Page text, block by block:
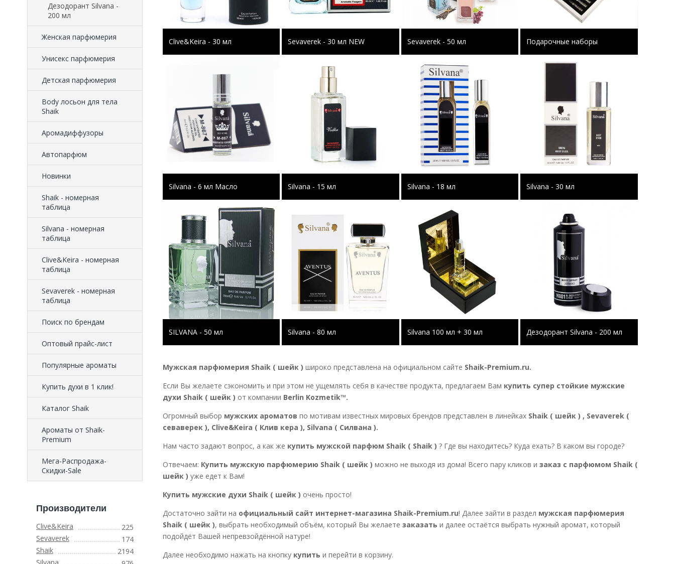
Дезодорант Silvana -
200 мл
Женская парфюмерия
Унисекс парфюмерия
Детская парфюмерия
Body лосьон для тела
Shaik
Аромадиффузоры
Автопарфюм
Новинки
Shaik - номерная
таблица
Silvana - номерная
таблица
Clive&Keira - номерная
таблица
Sevaverek - номерная
таблица
Поиск по брендам
Оптовый прайс-лист
Популярные ароматы
Купить духи в 1 клик!
Каталог Shaik
Ароматы от Shaik-
Premium
Мега-Распродажа-
Скидки-Sale
Производители
Clive&Keira
225
Sevaverek
174
Shaik
2194
Clive&Keira - 30 мл Sevaverek - 30 мл NEW Sevaverek - 50 мл Подарочные наборы
Silvana - 6 мл Масло Silvana - 15 мл Silvana - 18 мл Silvana - 30 мл
SILVANA - 50 мл Silvana - 80 мл Silvana 100 мл + 30 мл Дезодорант Silvana - 200 мл
Мужская парфюмерия Shaik ( шейк ) широко представлена на официальном сайте Shaik-Premium.ru.
Если Вы желаете сэкономить и при этом не ущемлять себя в качестве продукта, предлагаем Вам купить супер стойкие мужские
духи Shaik ( шейк ) от компании Berlin Kozmetik™.
Огромный выбор мужских ароматов по мотивам известных мировых брендов представлен в линейках Shaik ( шейк ) , Sevaverek (
севаверек ), Clive&Keira ( Клив кера ), Silvana ( Силвана ).
Нам часто задают вопрос, а как же купить мужской парфюм Shaik ( Shaik ) ? Где вы находитесь? Куда ехать? В каком вы городе?
Отвечаем: Купить мужскую парфюмерию Shaik ( шейк ) можно не выходя из дома! Всего пару кликов и заказ с парфюмом Shaik (
шейк ) уже едет к Вам!
Купить мужские духи Shaik ( шейк ) очень просто!
Достаточно зайти на официальный сайт интернет-магазина Shaik-Premium.ru! Далее зайти в раздел мужская парфюмерия
Shaik ( шейк ), выбрать необходимый объём, который Вы желаете заказать и далее остаётся выбрать нужный аромат, который
подойдёт Вашей непревзойдённой натуре!
Далее необходимо нажать на кнопку купить и перейти в корзину.